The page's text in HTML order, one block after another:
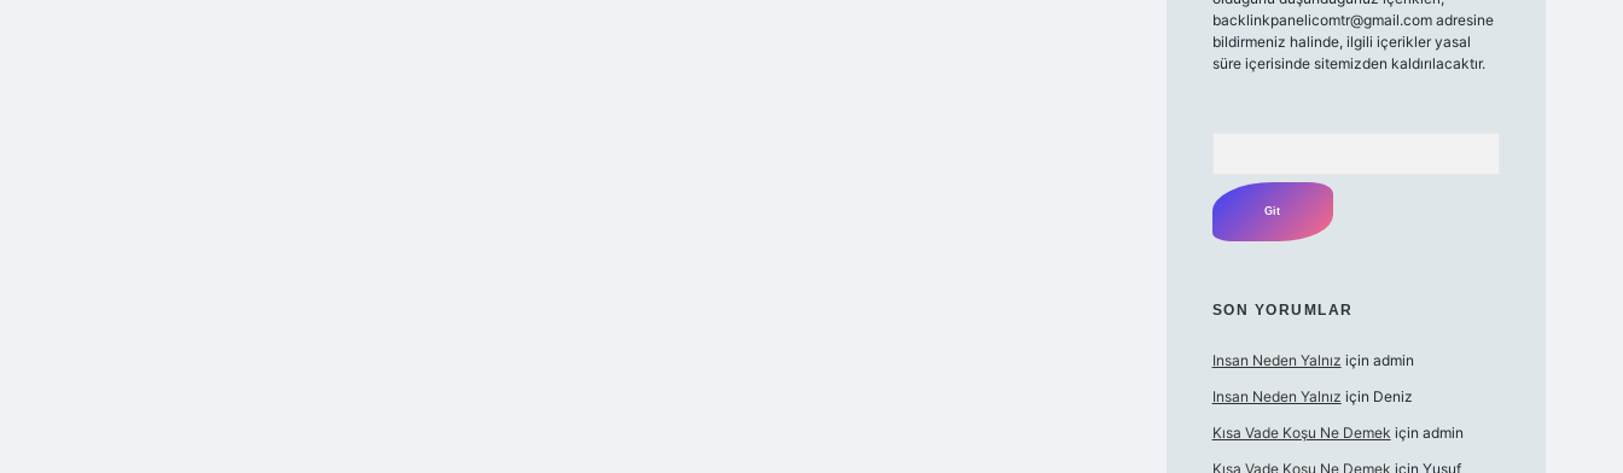
backlinkpanelicomtr@gmail.comadresine
bildirmeniz halinde, ilgili içerikler yasal
süre içerisinde sitemizden kaldırılacaktır.
SON YORUMLAR
Insan Neden Yalnız için admin
Insan Neden Yalnız için Deniz
Kısa Vade Koşu Ne Demek için admin
Kısa Vade Koşu Ne Demek için Yusuf